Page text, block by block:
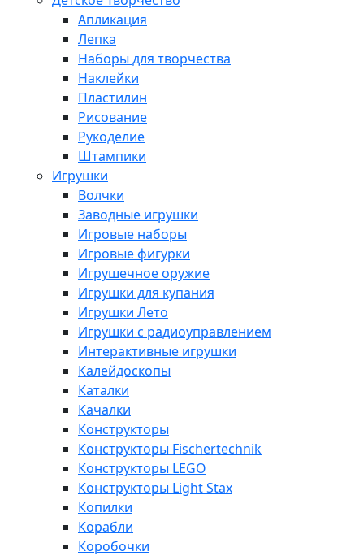
Апликация
Лепка
Наборы для творчества
Наклейки
Пластилин
Рисование
Рукоделие
Штампики
Игрушки
Волчки
Заводные игрушки
Игровые наборы
Игровые фигурки
Игрушечное оружие
Игрушки для купания
Игрушки Лето
Игрушки с радиоуправлением
Интерактивные игрушки
Калейдоскопы
Каталки
Качалки
Конструкторы
Конструкторы Fisсhertechnik
Конструкторы LEGO
Конструкторы Light Stax
Копилки
Корабли
Коробочки